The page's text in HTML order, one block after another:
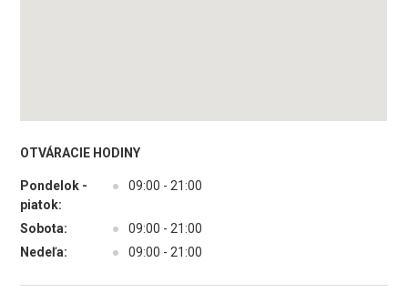
OTVÁRACIE HODINY
Pondelok -
piatok:
● 09:00 - 21:00
Sobota: ●
09:00 - 21:00
Nedeľa:
● 09:00 - 21:00